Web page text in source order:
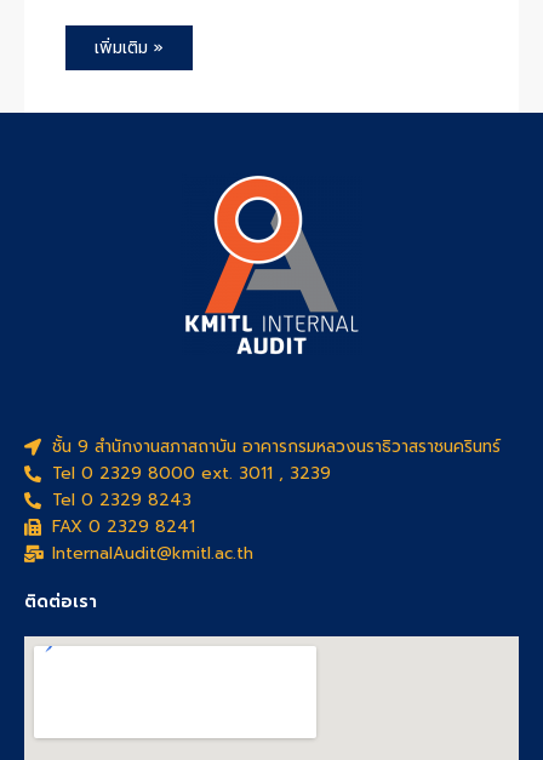
เพิ่มเติม »
ชั้น 9 สำนักงานสภาสถาบัน อาคารกรมหลวงนราธิวาสราชนครินทร์
Tel 0 2329 8000 ext. 3011 , 3239
Tel 0 2329 8243
FAX 0 2329 8241
InternalAudit@kmitl.ac.th
ติดต่อเรา